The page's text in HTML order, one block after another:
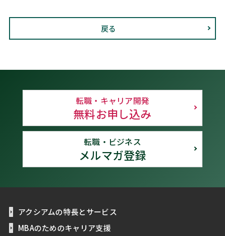
戻る
転職・キャリア開発
無料お申し込み
転職・ビジネス
メルマガ登録
アクシアムの特長とサービス
MBAのためのキャリア支援